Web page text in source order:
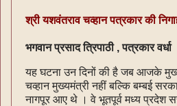
श्री यशवंतराव चव्हान पत्रकार की
भगवान प्रसाद त्रिपाठी , पत्रकार वर्धा
यह घटना उन दिनों की है जब आजके
चव्हान मुख्यमंत्री नहीं बल्कि बम्बई
नागपूर आए थे । वे भूतपूर्व मध्य प्रदेश